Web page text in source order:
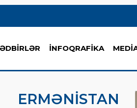
İNFOQRAFİKA
ERMƏNISTAN